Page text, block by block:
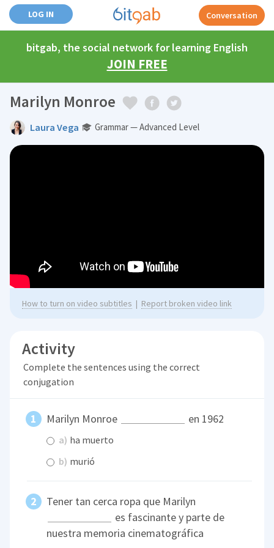
LOG IN Conversation
bitgab, the social network for learning English
JOIN FREE
Marilyn Monroe
Laura Vega Grammar — Advanced Level
How to turn on video subtitles | Report broken video link
Activity
Complete the sentences using the correct
conjugation
Marilyn Monroe en 1962
a) ha muerto
b) murió
Tener tan cerca ropa que Marilyn
es fascinante y parte de
nuestra memoria cinematográfica